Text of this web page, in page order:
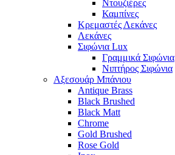
Ντουζιέρες
Καμπίνες
Κρεμαστές Λεκάνες
Λεκάνες
Σιφώνια Lux
Γραμμικά Σιφώνια
Νιπτήρος Σιφώνια
Αξεσουάρ Μπάνιου
Antique Brass
Black Brushed
Black Matt
Chrome
Gold Brushed
Rose Gold